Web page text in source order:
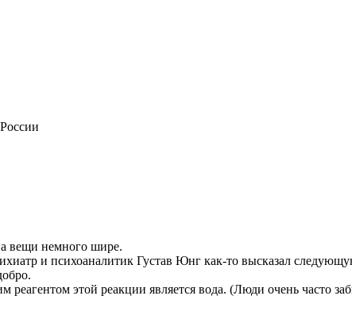
вещи немного шире.
и психоаналитик Густав Юнг как-то высказал
этой реакции является вода. (Люди очень часто